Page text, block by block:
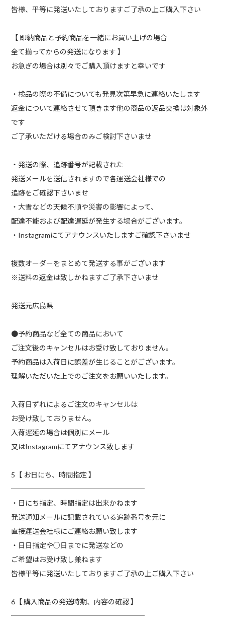
皆様、平等に発送いたしておりますご了承の上ご購入下さい
【 即納商品と予約商品を一緒にお買い上げの場合
全て揃ってからの発送になります 】
お急ぎの場合は別々でご購入頂けますと幸いです
・検品の際の不備についても発見次第早急に連絡いたします
返金について連絡させて頂きます他の商品の返品交換は対象外
です
ご了承いただける場合のみご検討下さいませ
・発送の際、追跡番号が記載された
発送メールを送信されますので各運送会社様での
追跡をご確認下さいませ
・大雪などの天候不順や災害の影響によって、
配達不能および配達遅延が発生する場合がございます。
・Instagramにてアナウンスいたしますご確認下さいませ
複数オーダーをまとめて発送する事がございます
※送料の返金は致しかねますご了承下さいませ
発送元広島県
●予約商品など全ての商品において
ご注文後のキャンセルはお受け致しておりません。
予約商品は入荷日に誤差が生じることがございます。
理解いただいた上でのご注文をお願いいたします。
入荷日ずれによるご注文のキャンセルは
お受け致しておりません。
入荷遅延の場合は個別にメール
又はInstagramにてアナウンス致します
5【 お日にち、時間指定 】
───────────────────
・日にち指定、時間指定は出来かねます
発送通知メールに記載されている追跡番号を元に
直接運送会社様にご連絡お願い致します
・日日指定や○日までに発送などの
ご希望はお受け致し兼ねます
皆様平等に発送いたしておりますご了承の上ご購入下さい
6【 購入商品の発送時期、内容の確認 】
───────────────────